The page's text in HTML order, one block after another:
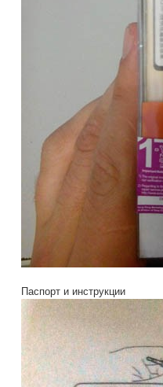
Паспорт и инструкции